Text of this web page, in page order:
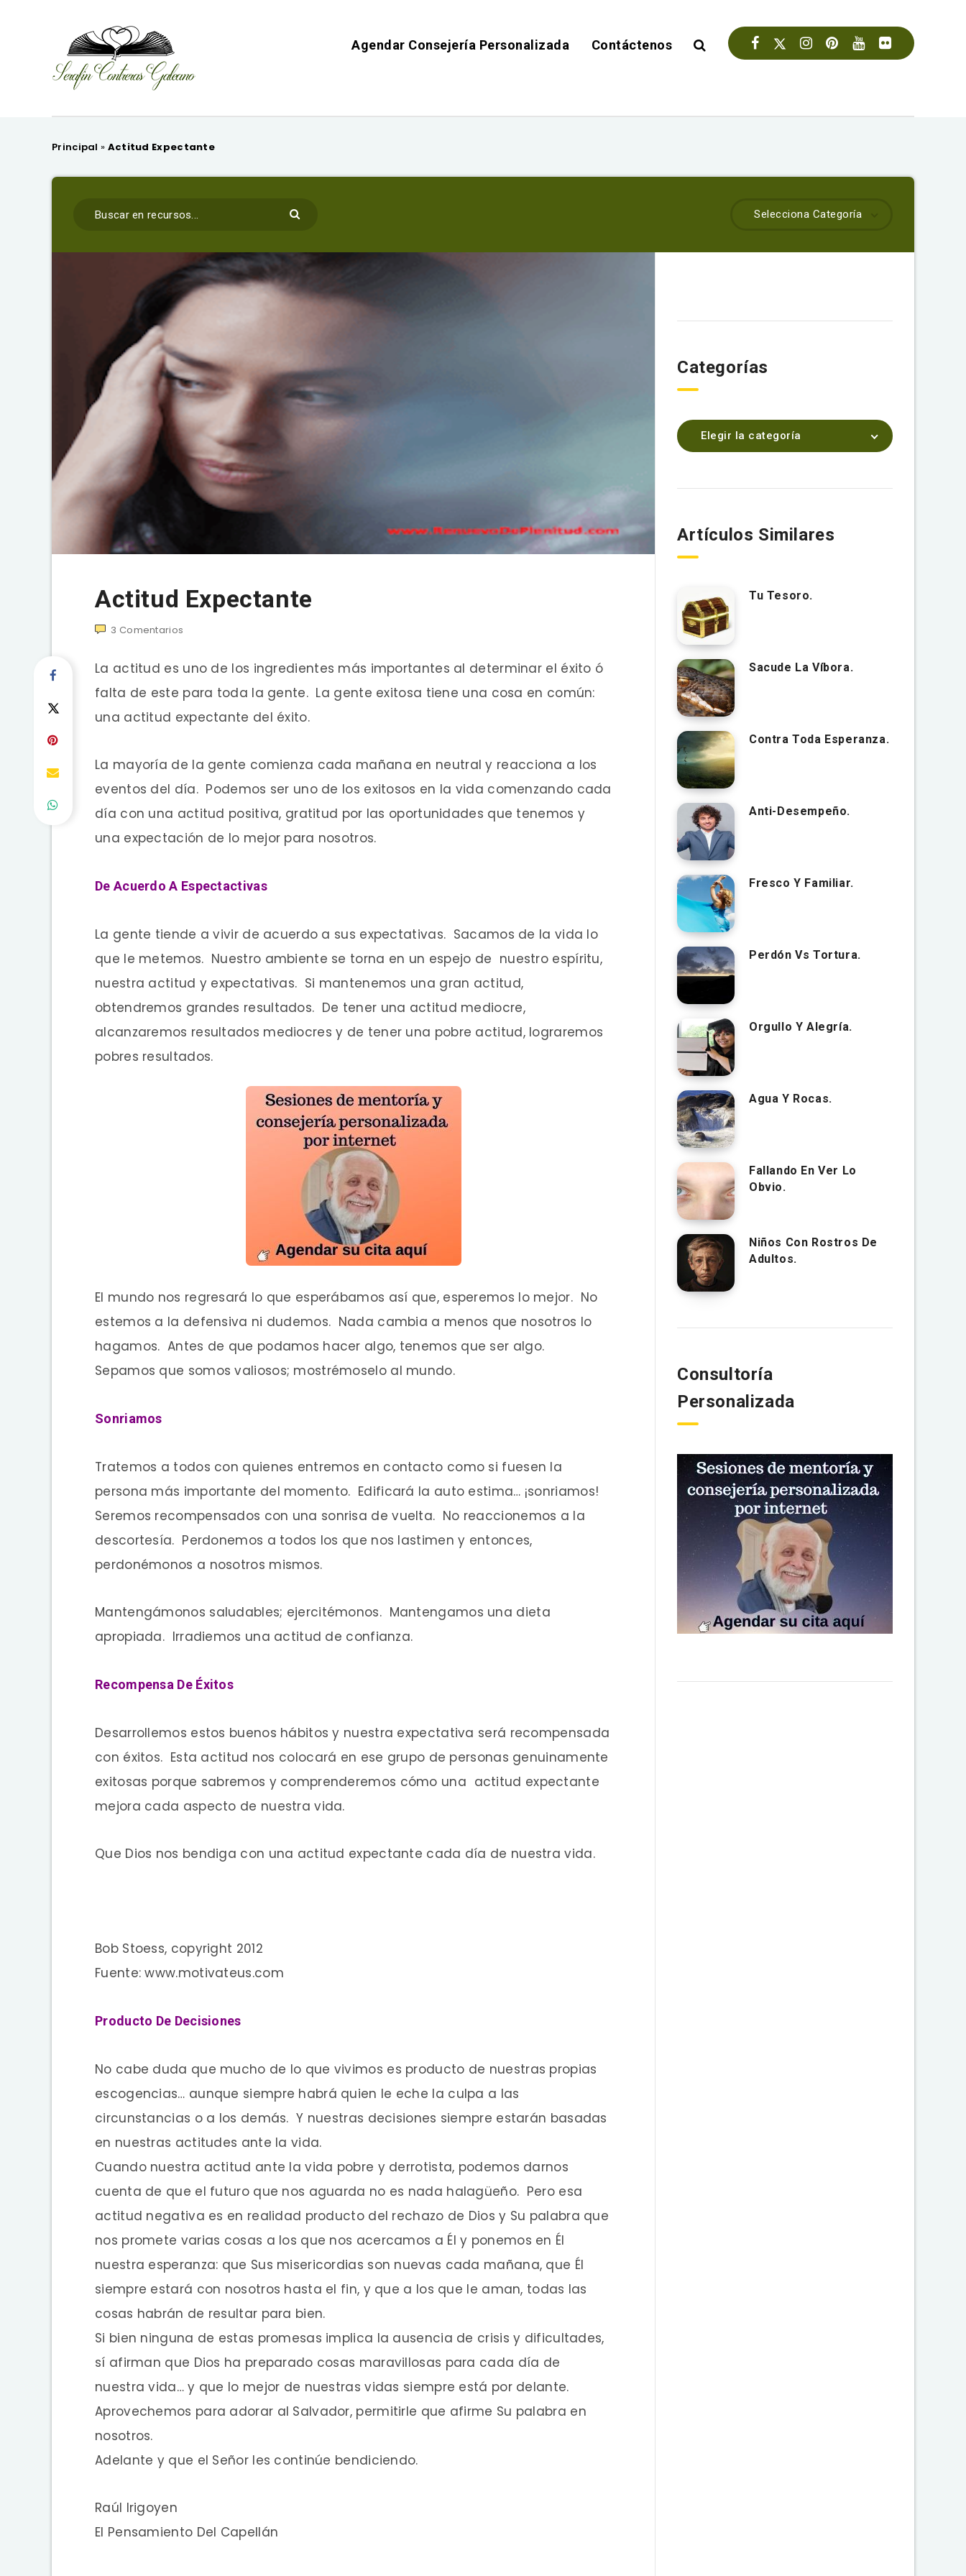
Agendar Consejería Personalizada Contáctenos
Principal » Actitud Expectante
Selecciona Categoría
Actitud Expectante
3 Comentarios
La actitud es uno de los ingredientes más importantes al determinar el éxito ó
falta de este para toda la gente. La gente exitosa tiene una cosa en común:
una actitud expectante del éxito.
La mayoría de la gente comienza cada mañana en neutral y reacciona a los
eventos del día. Podemos ser uno de los exitosos en la vida comenzando cada
día con una actitud positiva, gratitud por las oportunidades que tenemos y
una expectación de lo mejor para nosotros.
De Acuerdo A Espectactivas
La gente tiende a vivir de acuerdo a sus expectativas. Sacamos de la vida lo
que le metemos. Nuestro ambiente se torna en un espejo de nuestro espíritu,
nuestra actitud y expectativas. Si mantenemos una gran actitud,
obtendremos grandes resultados. De tener una actitud mediocre,
alcanzaremos resultados mediocres y de tener una pobre actitud, lograremos
pobres resultados.
El mundo nos regresará lo que esperábamos así que, esperemos lo mejor. No
estemos a la defensiva ni dudemos. Nada cambia a menos que nosotros lo
hagamos. Antes de que podamos hacer algo, tenemos que ser algo.
Sepamos que somos valiosos; mostrémoselo al mundo.
Sonriamos
Tratemos a todos con quienes entremos en contacto como si fuesen la
persona más importante del momento. Edificará la auto estima… ¡sonriamos!
Seremos recompensados con una sonrisa de vuelta. No reaccionemos a la
descortesía. Perdonemos a todos los que nos lastimen y entonces,
perdonémonos a nosotros mismos.
Mantengámonos saludables; ejercitémonos. Mantengamos una dieta
apropiada. Irradiemos una actitud de confianza.
Recompensa De Éxitos
Desarrollemos estos buenos hábitos y nuestra expectativa será recompensada
con éxitos. Esta actitud nos colocará en ese grupo de personas genuinamente
exitosas porque sabremos y comprenderemos cómo una actitud expectante
mejora cada aspecto de nuestra vida.
Que Dios nos bendiga con una actitud expectante cada día de nuestra vida.
Bob Stoess, copyright 2012
Fuente: www.motivateus.com
Producto De Decisiones
No cabe duda que mucho de lo que vivimos es producto de nuestras propias
escogencias… aunque siempre habrá quien le eche la culpa a las
circunstancias o a los demás. Y nuestras decisiones siempre estarán basadas
en nuestras actitudes ante la vida.
Cuando nuestra actitud ante la vida pobre y derrotista, podemos darnos
cuenta de que el futuro que nos aguarda no es nada halagüeño. Pero esa
actitud negativa es en realidad producto del rechazo de Dios y Su palabra que
nos promete varias cosas a los que nos acercamos a Él y ponemos en Él
nuestra esperanza: que Sus misericordias son nuevas cada mañana, que Él
siempre estará con nosotros hasta el fin, y que a los que le aman, todas las
cosas habrán de resultar para bien.
Si bien ninguna de estas promesas implica la ausencia de crisis y dificultades,
sí afirman que Dios ha preparado cosas maravillosas para cada día de
nuestra vida… y que lo mejor de nuestras vidas siempre está por delante.
Aprovechemos para adorar al Salvador, permitirle que afirme Su palabra en
nosotros.
Adelante y que el Señor les continúe bendiciendo.
Raúl Irigoyen
El Pensamiento Del Capellán
Categorías
Elegir la categoría
Artículos Similares
Tu Tesoro.
Sacude La Víbora.
Contra Toda Esperanza.
Anti-Desempeño.
Fresco Y Familiar.
Perdón Vs Tortura.
Orgullo Y Alegría.
Agua Y Rocas.
Fallando En Ver Lo
Obvio.
Niños Con Rostros De
Adultos.
Consultoría
Personalizada